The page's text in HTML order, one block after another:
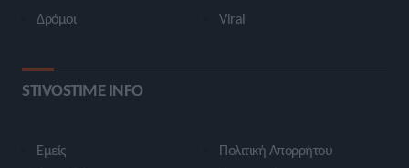
Δρόμοι
Viral
STIVOSTIME INFO
Εμείς
Πολιτική Απορρήτου